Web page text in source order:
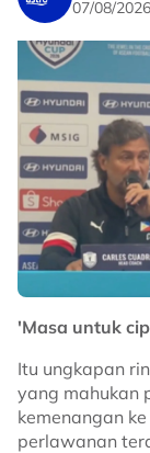
07/08/
'Masa untuk
Itu ungkapan
yang mahukan
kemenangan
perlawanan